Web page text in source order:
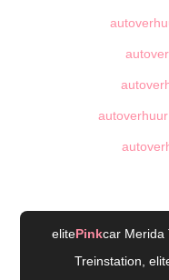
elitePinkcar Merida
Treinstation ,